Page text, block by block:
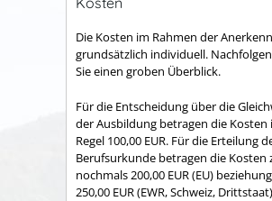
Die Kosten im Rahmen der
grundsätzlich individuell.
Sie einen groben Überblick.
Für die Entscheidung über die
der Ausbildung betragen die Kosten
Regel 100,00 EUR. Für die Erteilung
Berufsurkunde betragen die Kosten
nochmals 200,00 EUR (EU)
250,00 EUR (EWR, Schweiz,